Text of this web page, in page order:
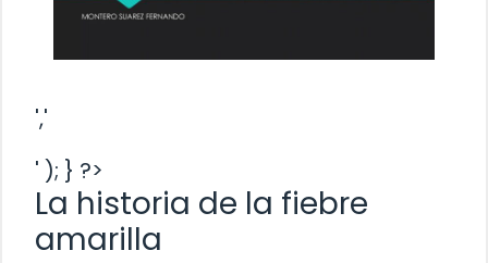
','
' ); } ?>
La historia de la fiebre
amarilla